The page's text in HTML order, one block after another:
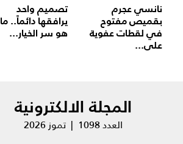
نانسي عجرم
بقميص مفتوح
في لقطات عفوية
على...
تصميم واحد
يرافقها دائماً.. ما
هو سر الخيار...
المجلة الالكترونية
العدد 1098 | تموز 2026